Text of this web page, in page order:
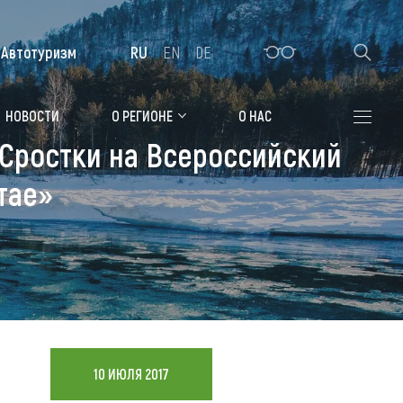
Алтайская зимовка
Где остановиться
Санатории
Гостиницы, отели
Коттеджи, базы
Сельские усадьбы
Мотели, придорожные отели
НОВОСТИ О РЕГИОНЕ О НАС
Автотуризм RU EN DE
на Всероссийский
10 ИЮЛЯ 2017